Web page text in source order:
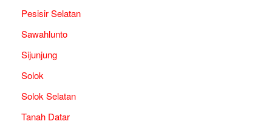
Pesisir Selatan
Sawahlunto
Sijunjung
Solok
Solok Selatan
Tanah Datar